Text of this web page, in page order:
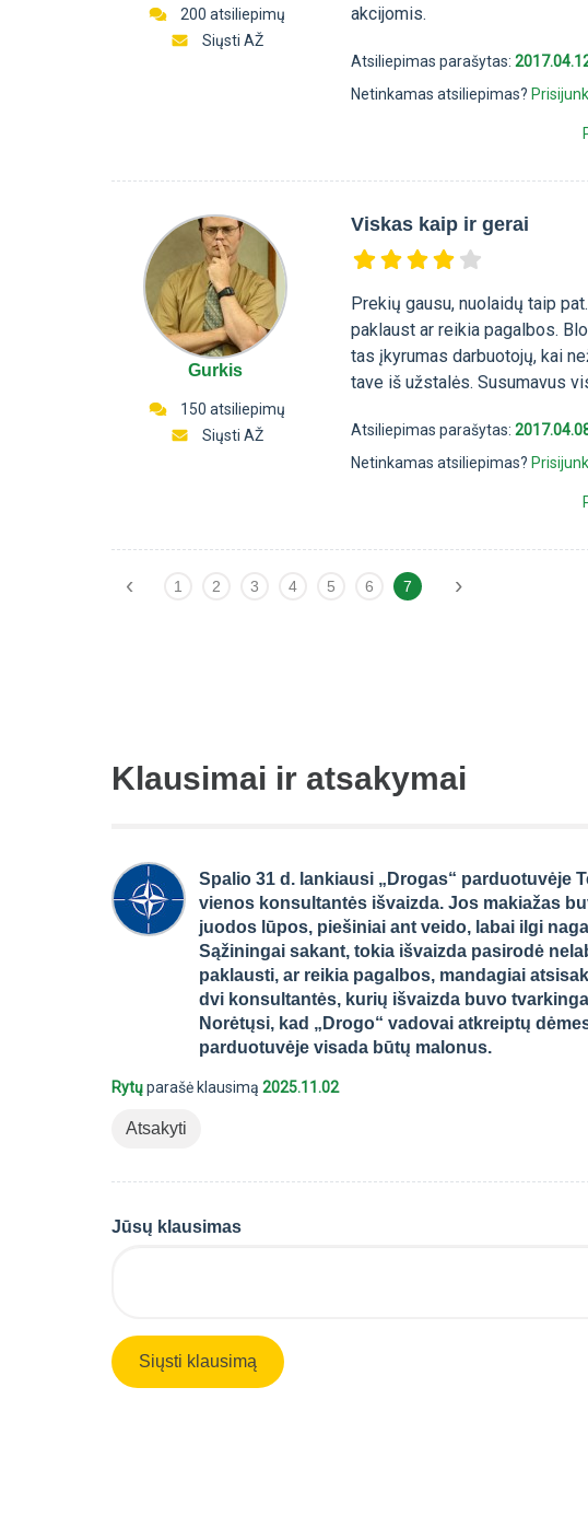
200 atsiliepimų
Siųsti AŽ
akcijomis.
Atsiliepimas parašytas:
Netinkamas atsiliepimas? Prisijunk
Gurkis
150 atsiliepimų
Siųsti AŽ
Viskas kaip ir gerai
Prekių gausu, nuolaidų taip
paklaust ar reikia pagalbos.
tas įkyrumas darbuotojų, kai
tave iš užstalės. Susumavus
Atsiliepimas parašytas:
Netinkamas atsiliepimas? Prisijunk
‹ 1 2 3 4 5 6 7 ›
Klausimai ir atsakymai
Spalio 31 d. lankiausi „Drogas“ parduotuvėje
vienos konsultantės išvaizda. Jos makiažas
juodos lūpos, piešiniai ant veido, labai ilgi
Sąžiningai sakant, tokia išvaizda pasirodė
paklausti, ar reikia pagalbos, mandagiai
dvi konsultantės, kurių išvaizda buvo
Norėtųsi, kad „Drogo“ vadovai atkreiptų
parduotuvėje visada būtų malonus.
Rytųparašė klausimą 2025.11.02
Atsakyti
Jūsų klausimas